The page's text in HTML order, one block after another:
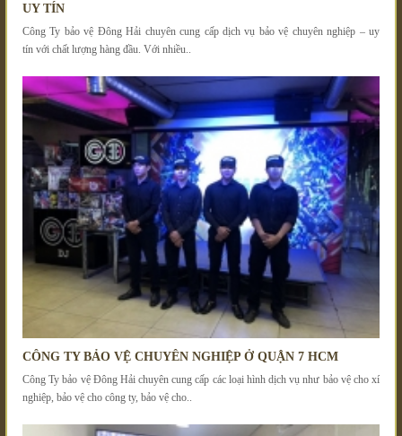
UY TÍN
Công Ty bảo vệ Đông Hải chuyên cung cấp dịch vụ bảo vệ chuyên nghiệp – uy
tín với chất lượng hàng đầu. Với nhiều..
CÔNG TY BẢO VỆ CHUYÊN NGHIỆP Ở QUẬN 7 HCM
Công Ty bảo vệ Đông Hải chuyên cung cấp các loại hình dịch vụ như bảo vệ cho xí
nghiệp, bảo vệ cho công ty, bảo vệ cho..